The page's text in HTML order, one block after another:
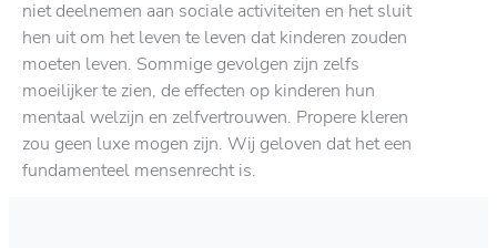
niet deelnemen aan sociale activiteiten en het sluit
hen uit om het leven te leven dat kinderen zouden
moeten leven. Sommige gevolgen zijn zelfs
moeilijker te zien, de effecten op kinderen hun
mentaal welzijn en zelfvertrouwen. Propere kleren
zou geen luxe mogen zijn. Wij geloven dat het een
fundamenteel mensenrecht is.